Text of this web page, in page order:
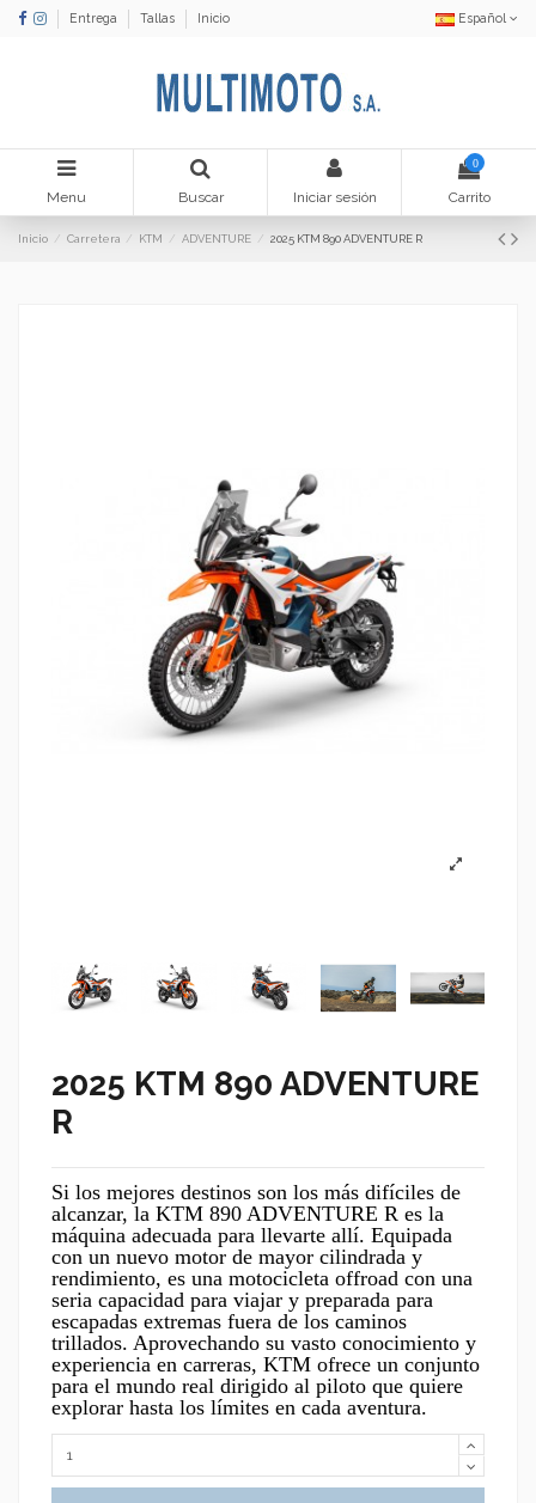
Entrega Tallas Inicio Español
Menu Buscar Iniciar sesión
0
Carrito
Inicio Carretera KTM ADVENTURE 2025 KTM 890 ADVENTURE R
2025 KTM 890 ADVENTURE
R
Si los mejores destinos son los más difíciles de
alcanzar, la KTM 890 ADVENTURE R es la
máquina adecuada para llevarte allí. Equipada
con un nuevo motor de mayor cilindrada y
rendimiento, es una motocicleta offroad con una
seria capacidad para viajar y preparada para
escapadas extremas fuera de los caminos
trillados. Aprovechando su vasto conocimiento y
experiencia en carreras, KTM ofrece un conjunto
para el mundo real dirigido al piloto que quiere
explorar hasta los límites en cada aventura.